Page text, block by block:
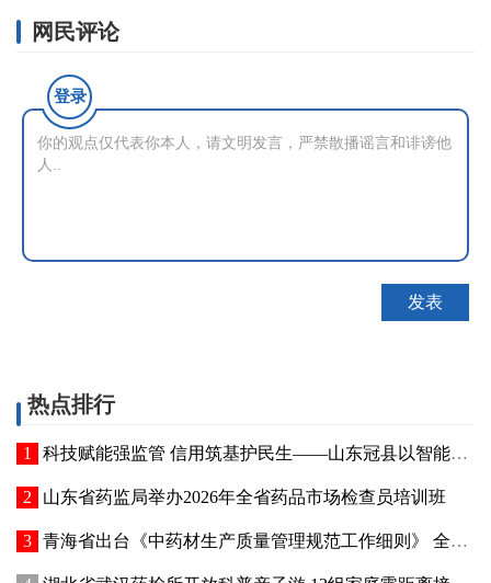
网民评论
登录
热点排行
科技赋能强监管 信用筑基护民生——山东冠县以智能管控提质“两定机构”医保服务能力
山东省药监局举办2026年全省药品市场检查员培训班
青海省出台《中药材生产质量管理规范工作细则》 全面强化中药材质量源头管控